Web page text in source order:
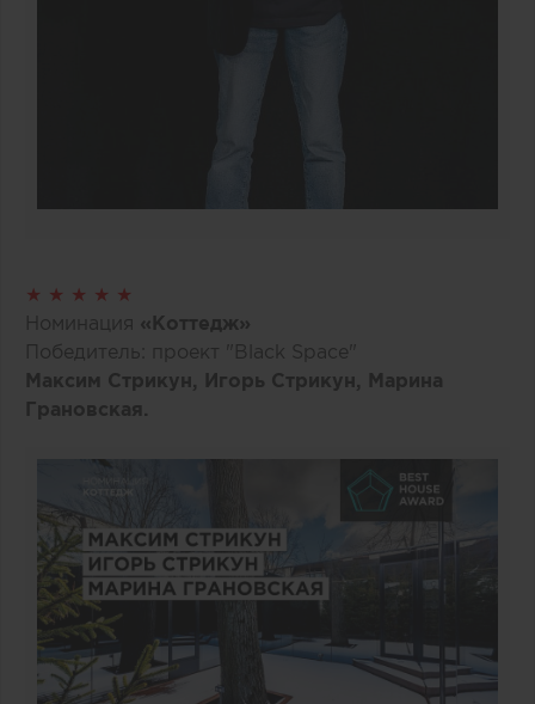
★ ★ ★ ★ ★
Номинация «Коттедж»
Победитель: проект "Black Space"
Максим Стрикун, Игорь Стрикун, Марина
Грановская.